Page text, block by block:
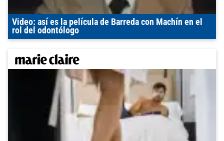
Video: así es la película de Barreda con Machín en el
rol del odontólogo